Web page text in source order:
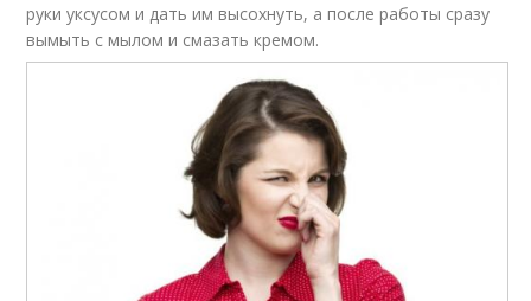
руки уксусом и дать им высохнуть, а после работы сразу
вымыть с мылом и смазать кремом.